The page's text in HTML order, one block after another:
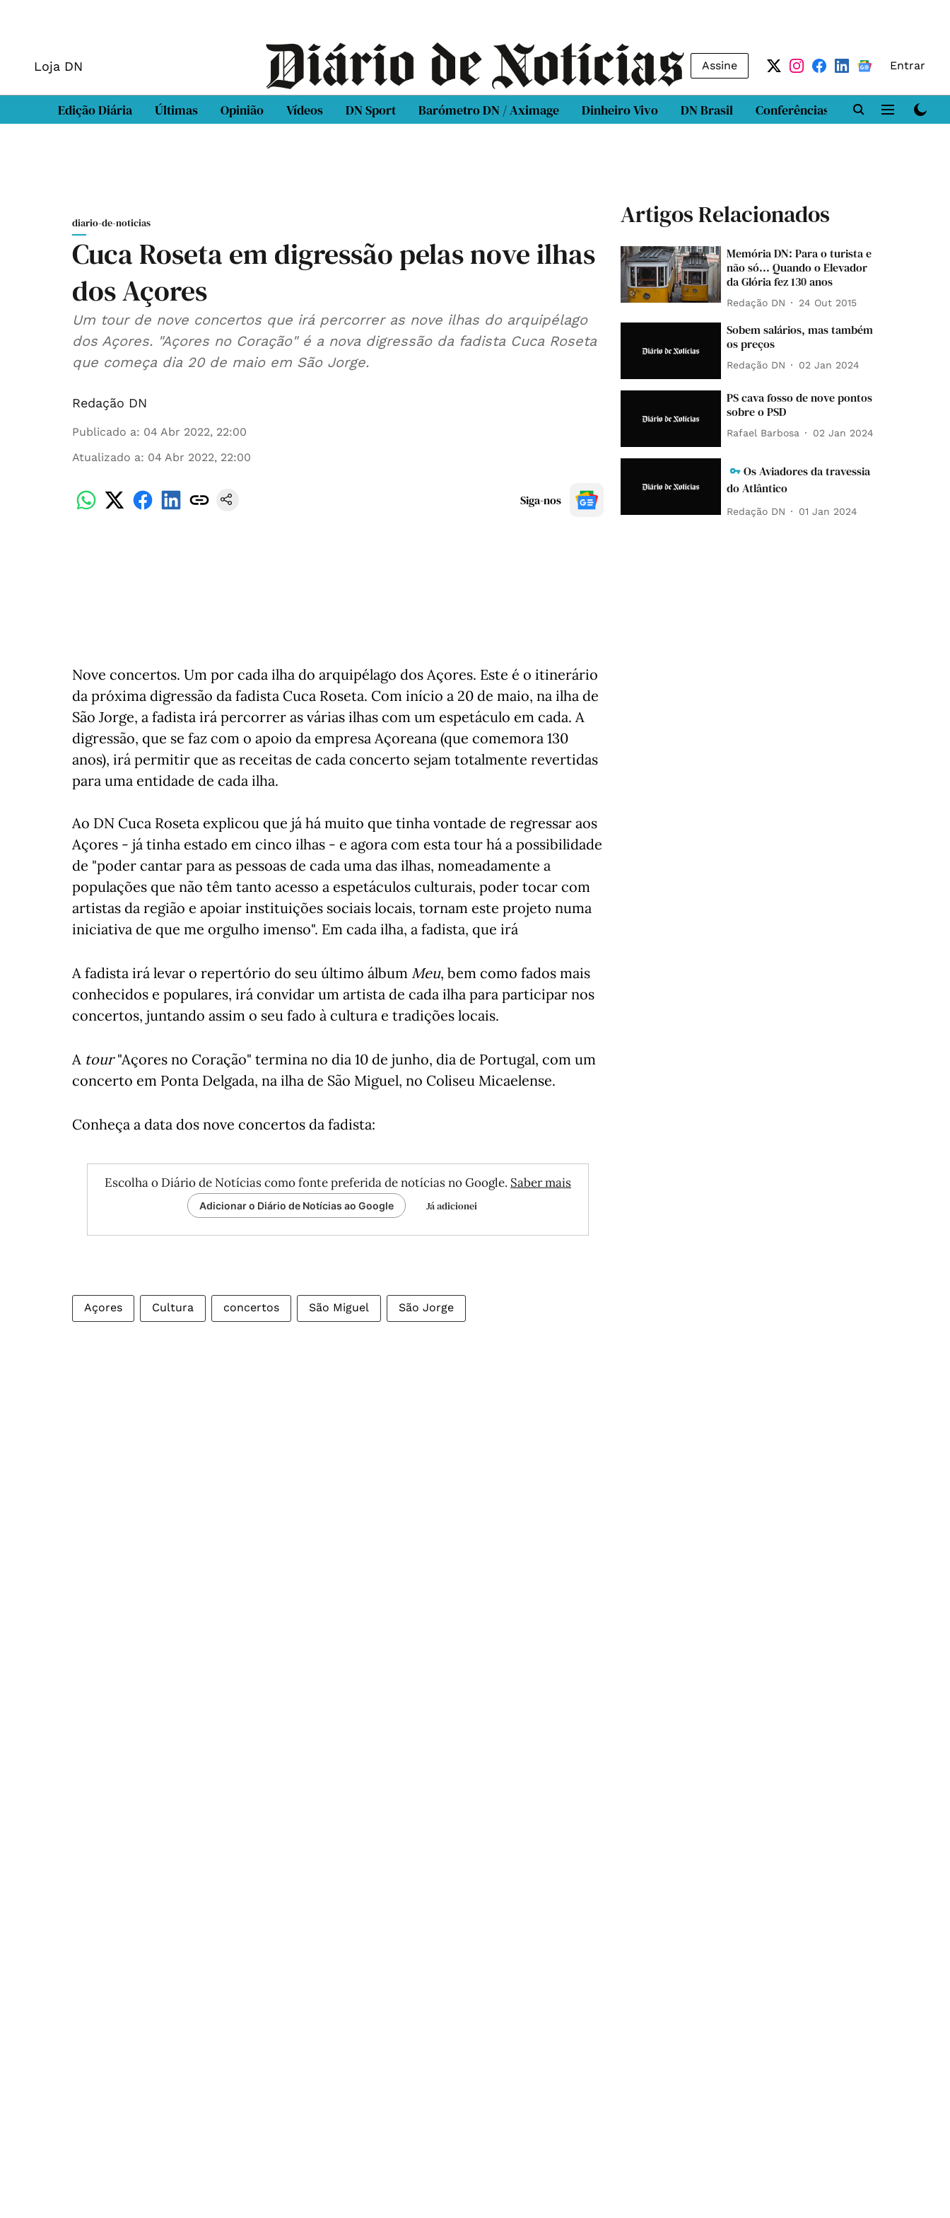
Loja DN Assine Entrar
Edição Diária Últimas Opinião Vídeos DN Sport Barómetro DN / Aximage Dinheiro Vivo DN Brasil Conferências DN LAB
diario-de-noticias
Cuca Roseta em digressão pelas nove ilhas
dos Açores
Um tour de nove concertos que irá percorrer as nove ilhas do arquipélago
dos Açores. "Açores no Coração" é a nova digressão da fadista Cuca Roseta
que começa dia 20 de maio em São Jorge.
Redação DN
Publicado a: 04 Abr 2022, 22:00
Atualizado a: 04 Abr 2022, 22:00
Siga-nos
Nove concertos. Um por cada ilha do arquipélago dos Açores. Este é o itinerário
da próxima digressão da fadista Cuca Roseta. Com início a 20 de maio, na ilha de
São Jorge, a fadista irá percorrer as várias ilhas com um espetáculo em cada. A
digressão, que se faz com o apoio da empresa Açoreana (que comemora 130
anos), irá permitir que as receitas de cada concerto sejam totalmente revertidas
para uma entidade de cada ilha.
Ao DN Cuca Roseta explicou que já há muito que tinha vontade de regressar aos
Açores - já tinha estado em cinco ilhas - e agora com esta tour há a possibilidade
de "poder cantar para as pessoas de cada uma das ilhas, nomeadamente a
populações que não têm tanto acesso a espetáculos culturais, poder tocar com
artistas da região e apoiar instituições sociais locais, tornam este projeto numa
iniciativa de que me orgulho imenso". Em cada ilha, a fadista, que irá
A fadista irá levar o repertório do seu último álbum Meu, bem como fados mais
conhecidos e populares, irá convidar um artista de cada ilha para participar nos
concertos, juntando assim o seu fado à cultura e tradições locais.
A tour"Açores no Coração" termina no dia 10 de junho, dia de Portugal, com um
concerto em Ponta Delgada, na ilha de São Miguel, no Coliseu Micaelense.
Conheça a data dos nove concertos da fadista:
Escolha o Diário de Notícias como fonte preferida de notícias no Google. Saber mais
Adicionar o Diário de Notícias ao Google Já adicionei
Açores Cultura concertos São Miguel São Jorge
Artigos Relacionados
Memória DN: Para o turista e
não só... Quando o Elevador
da Glória fez 130 anos
Redação DN 24 Out 2015
Sobem salários, mas também
os preços
Redação DN 02 Jan 2024
PS cava fosso de nove pontos
sobre o PSD
Rafael Barbosa 02 Jan 2024
Os Aviadores da travessia
do Atlântico
Redação DN 01 Jan 2024